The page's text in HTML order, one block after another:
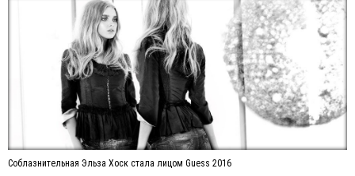
Соблазнительная Эльза Хоск стала лицом Guess 2016